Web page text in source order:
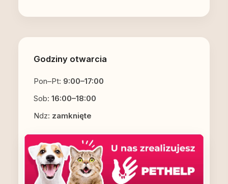
Godziny otwarcia
Pon–Pt: 9:00–17:00
Sob: 16:00–18:00
Ndz: zamknięte